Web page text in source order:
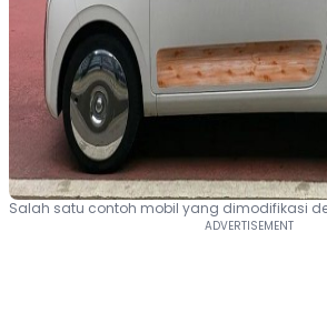
Salah satu contoh mobil yang dimodifikasi